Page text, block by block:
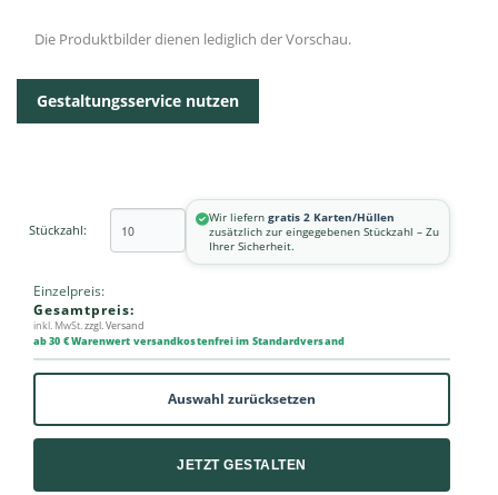
Die Produktbilder dienen lediglich der Vorschau.
Gestaltungsservice nutzen
Stückzahl:
Wir liefern gratis 2 Karten/Hüllen
zusätzlich zur eingegebenen Stückzahl – Zu
Ihrer Sicherheit.
Einzelpreis:
Gesamtpreis:
inkl. MwSt. zzgl. Versand
ab 30 € Warenwert versandkostenfrei im Standardversand
Auswahl zurücksetzen
JETZT GESTALTEN